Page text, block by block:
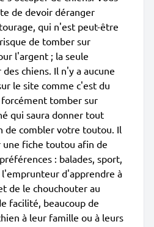
de devoir déranger
qui n'est peut-être
de tomber sur
l'argent ; la seule
chiens. Il n'y a aucune
le site comme c'est du
tomber sur
qui saura donner tout
de combler votre toutou. Il
fiche toutou afin de
: balades, sport,
d'apprendre à
de le chouchouter au
facilité, beaucoup de
à leur famille ou à leurs